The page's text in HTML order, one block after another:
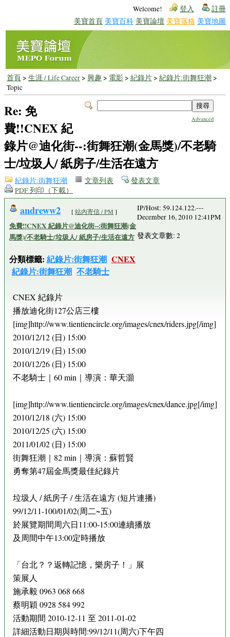
Welcome! 登入 註冊
美寶首頁 美寶百科 美寶論壇 美寶落格 美寶地圖
首頁> 生涯 / Life Career> 興趣 > 電影> 紀錄片> 紀錄片:街舞狂潮>
Topic
Advanced
Re: 免
費!!CNEX 紀
錄片@迪化街--:街舞狂潮(金馬獎)/不老騎
士/垃圾人/ 紙房子/生活在遠方
紀錄片:街舞狂潮 文章列表
發表文章
PDF 列印（下載）
andreww2 [站內寄信 / PM ]
免費!!CNEX 紀錄片@迪化街--:街舞狂潮(金
馬獎)/不老騎士/垃圾人/ 紙房子/生活在遠方
分類標籤: 紀錄片:街舞狂潮 CNEX
紀錄片:街舞狂潮 不老騎士
IP/Host: 59.124.122.---
December 16, 2010 12:41PM
發表文章數: 2
CNEX 紀錄片
播放迪化街127公店三樓
[img]http://www.tientiencircle.org/images/cnex/riders.jpg[/img]
2010/12/12 (日) 15:00
2010/12/19 (日) 15:00
2010/12/26 (日) 15:00
不老騎士｜60 min｜導演：華天灝
[img]http://www.tientiencircle.org/images/cnex/dance.jpg[/img]
2010/12/18 (六) 15:00
2010/12/25 (六) 15:00
2011/01/02 (日) 15:00
街舞狂潮｜82 min｜導演：蘇哲賢
勇奪第47屆金馬獎最佳紀錄片
垃圾人 / 紙房子 / 生活在遠方 (短片連播)
99/12/11-100/01/02(周二~五)
於展覽期間周六日11:00-15:00連續播放
及周間中午13:00定時播放
「台北？？返轉記憶，樂房子！」展
策展人
施承毅 0963 068 668
蔡明穎 0928 584 992
活動期間 2010-12-11 至 2011-01-02
詳細活動日期與時間:99/12/11(周六)下午四